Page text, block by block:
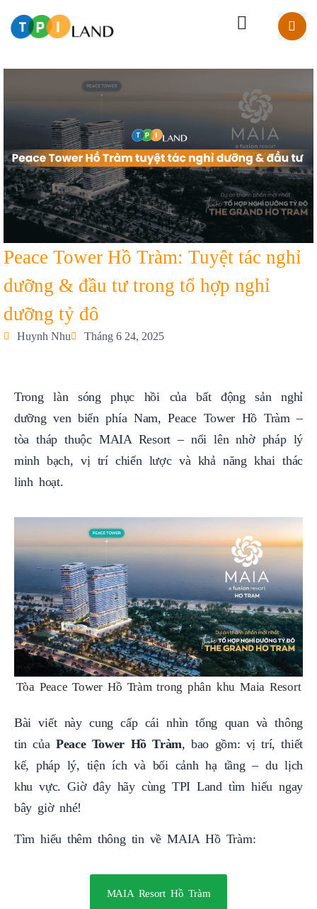
Peace Tower Hồ Tràm: Tuyệt tác nghỉ
dưỡng & đầu tư trong tổ hợp nghỉ
dưỡng tỷ đô
Huynh Nhu Tháng 6 24, 2025
Trong làn sóng phục hồi của bất động sản nghỉ
dưỡng ven biển phía Nam, Peace Tower Hồ Tràm –
tòa tháp thuộc MAIA Resort – nổi lên nhờ pháp lý
minh bạch, vị trí chiến lược và khả năng khai thác
linh hoạt.
Tòa Peace Tower Hồ Tràm trong phân khu Maia Resort
Bài viết này cung cấp cái nhìn tổng quan và thông
tin của Peace Tower Hồ Tràm, bao gồm: vị trí, thiết
kế, pháp lý, tiện ích và bối cảnh hạ tầng – du lịch
khu vực. Giờ đây hãy cùng TPI Land tìm hiểu ngay
bây giờ nhé!
Tìm hiểu thêm thông tin về MAIA Hồ Tràm:
MAIA Resort Hồ Tràm